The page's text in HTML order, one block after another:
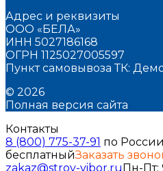
Адрес и реквизиты
ООО «БЕЛА»
ИНН 5027186168
ОГРН 1125027005597
Пункт самовывоза ТК:
© 2026
Полная версия сайта
Контакты
8 (800) 775-37-91 по
бесплатныйЗаказать
zakaz@stroy-vibor.ru Пн-Пт: